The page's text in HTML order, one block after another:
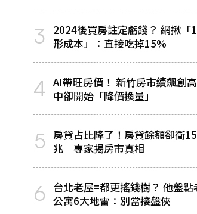
3
2024後買房註定虧錢？ 網揪「
形成本」：直接吃掉15%
4 AI帶旺房價！ 新竹房市續飆創
中卻開始「降價換量」
5 房貸占比降了！房貸餘額卻衝
兆 專家揭房市真相
6
台北老屋=都更搖錢樹？ 他盤點
公寓6大地雷：別當接盤俠